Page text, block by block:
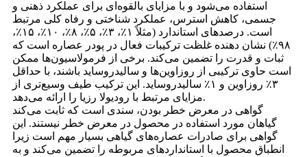
استفاده می‌شود و با مزایای بالقوه‌ای برای عملکرد ذهنی و
جسمی، کاهش استرس، عملکرد شناختی و رفاه کلی مرتبط
است. درصدهای استاندارد (مثلاً ۱٪، ۳٪، ۵٪، ۸٪، ۱۰٪، ۱۵٪،
۹۸٪) نشان دهنده غلظت ترکیبات فعال در پودر عصاره است که
ثبات و قدرت را تضمین می‌کند. برخی از فرمولاسیون‌ها ممکن
است حاوی ترکیبی از روزاوین‌ها و سالیدروساید باشند، با حداقل
۳٪ روزاوین و ۱٪ سالیدروساید. این ترکیب طیف وسیع‌تری از
مزایای مرتبط با رودیولا رزیا را ارائه می‌دهد.
گواهی در معرض خطر بودن، سندی است که ثابت می‌کند
گیاهان مورد استفاده در محصول در معرض خطر نیستند. این
گواهی برای صادرات عصاره‌های گیاهی بسیار مهم است زیرا
انطباق محصول با استانداردهای مربوطه را تضمین می‌کند و به